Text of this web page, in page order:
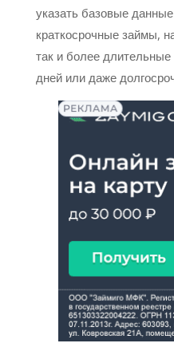
указать базовые
краткосрочные займы,
так и более
дней или даже